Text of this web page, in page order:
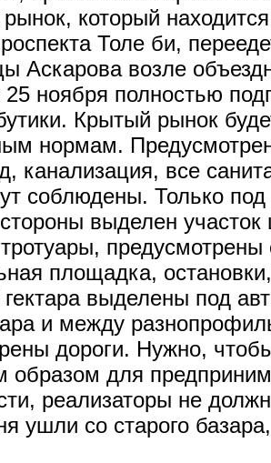
который
Толе би,
Аскарова возле
ноября полностью
Крытый рынок
нормам.
канализация, все
соблюдены. Только
выделен
предусмотрены
площадка,
выделены под
и между
дороги. Нужно,
образом для
реализаторы не
ушли со старого